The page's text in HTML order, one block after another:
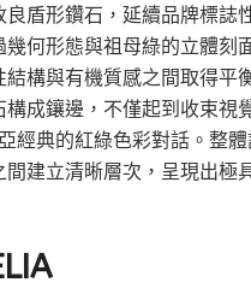
良盾形鑽石，延續品牌標誌
何形態與祖母綠的立體刻
構與有機質感之間取得平
構成鑲邊，不僅起到收束視
經典的紅綠色彩對話。整
間建立清晰層次，呈現出極